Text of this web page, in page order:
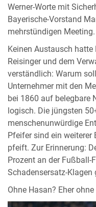
Werner-Worte mit
Bayerische-Vorstand
mehrstündigen Meeting.
Keinen Austausch
Reisinger und dem
verständlich: Warum
Unternehmer mit den
bei 1860 auf belegbare
logisch. Die jüngsten
menschenunwürdige
Pfeifer sind ein weiterer
pfeift. Zur Erinnerung:
Prozent an der Fußball-
Schadensersatz-Klagen
Ohne Hasan? Eher ohne